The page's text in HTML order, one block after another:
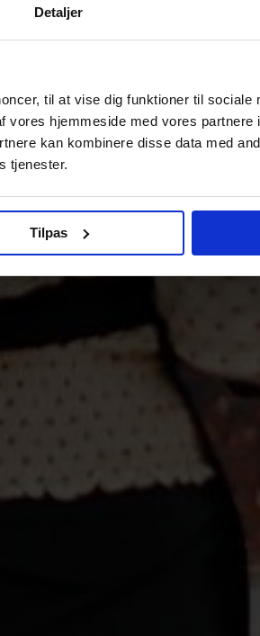
Detaljer
til at vise dig funktioner til sociale
hjemmeside med vores partnere
kan kombinere disse data med
tjenester.
Tilpas